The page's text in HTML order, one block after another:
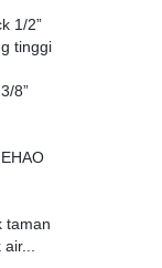
1/2”
tinggi
8”
taman